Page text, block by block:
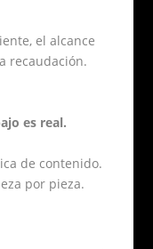
el alcance
recaudación.
es real.
de contenido.
por pieza.